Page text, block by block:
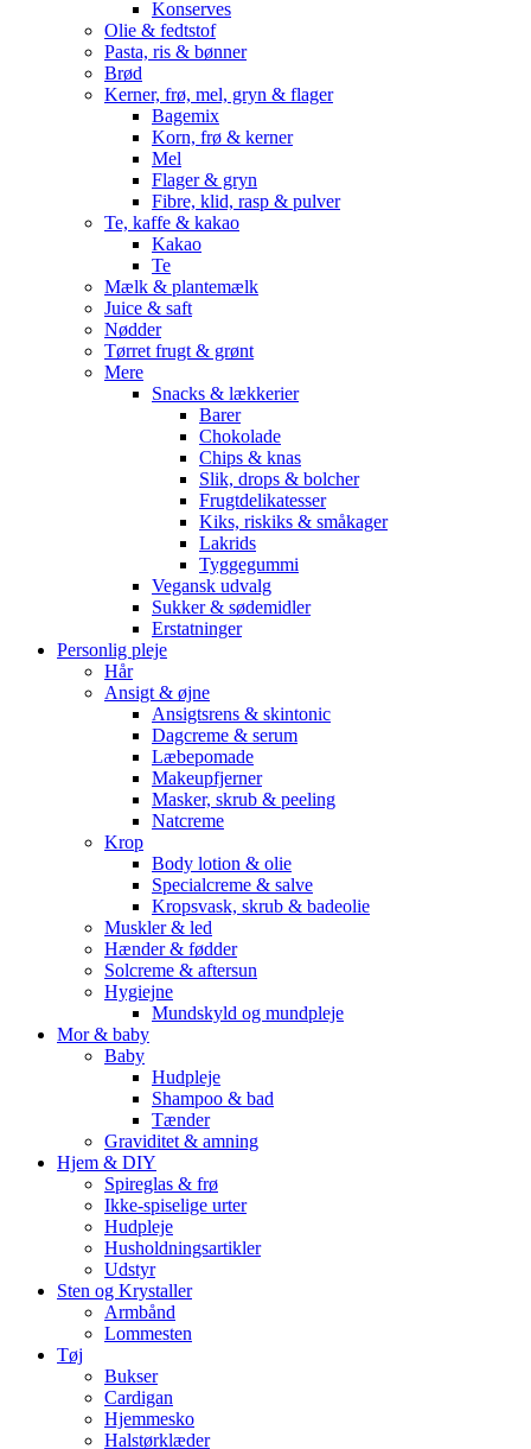
Konserves
Olie & fedtstof
Pasta, ris & bønner
Brød
Kerner, frø, mel, gryn & flager
Bagemix
Korn, frø & kerner
Mel
Flager & gryn
Fibre, klid, rasp & pulver
Te, kaffe & kakao
Kakao
Te
Mælk & plantemælk
Juice & saft
Nødder
Tørret frugt & grønt
Mere
Snacks & lækkerier
Barer
Chokolade
Chips & knas
Slik, drops & bolcher
Frugtdelikatesser
Kiks, riskiks & småkager
Lakrids
Tyggegummi
Vegansk udvalg
Sukker & sødemidler
Erstatninger
Personlig pleje
Hår
Ansigt & øjne
Ansigtsrens & skintonic
Dagcreme & serum
Læbepomade
Makeupfjerner
Masker, skrub & peeling
Natcreme
Krop
Body lotion & olie
Specialcreme & salve
Kropsvask, skrub & badeolie
Muskler & led
Hænder & fødder
Solcreme & aftersun
Hygiejne
Mundskyld og mundpleje
Mor & baby
Baby
Hudpleje
Shampoo & bad
Tænder
Graviditet & amning
Hjem & DIY
Spireglas & frø
Ikke-spiselige urter
Hudpleje
Husholdningsartikler
Udstyr
Sten og Krystaller
Armbånd
Lommesten
Tøj
Bukser
Cardigan
Hjemmesko
Halstørklæder